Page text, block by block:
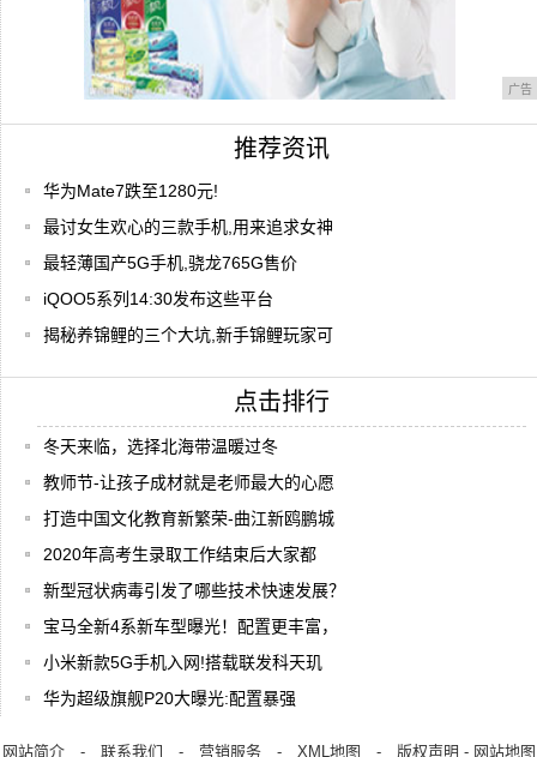
广告
推荐资讯
华为Mate7跌至1280元!
最讨女生欢心的三款手机,用来追求女神
最轻薄国产5G手机,骁龙765G售价
iQOO5系列14:30发布这些平台
揭秘养锦鲤的三个大坑,新手锦鲤玩家可
点击排行
冬天来临，选择北海带温暖过冬
教师节-让孩子成材就是老师最大的心愿
打造中国文化教育新繁荣-曲江新鸥鹏城
2020年高考生录取工作结束后大家都
新型冠状病毒引发了哪些技术快速发展？
宝马全新4系新车型曝光！配置更丰富，
小米新款5G手机入网!搭载联发科天玑
华为超级旗舰P20大曝光:配置暴强
网站简介- 联系我们 - 营销服务- XML地图 - 版权声明 - 网站地图